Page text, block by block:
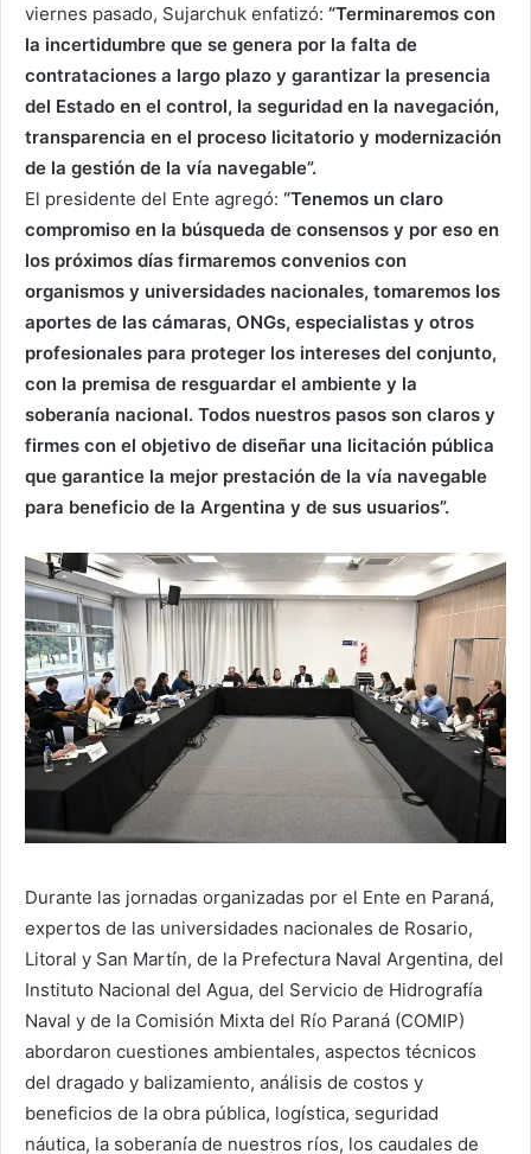
viernes pasado, Sujarchuk enfatizó: “Terminaremos con
la incertidumbre que se genera por la falta de
contrataciones a largo plazo y garantizar la presencia
del Estado en el control, la seguridad en la navegación,
transparencia en el proceso licitatorio y modernización
de la gestión de la vía navegable”.
El presidente del Ente agregó: “Tenemos un claro
compromiso en la búsqueda de consensos y por eso en
los próximos días firmaremos convenios con
organismos y universidades nacionales, tomaremos los
aportes de las cámaras, ONGs, especialistas y otros
profesionales para proteger los intereses del conjunto,
con la premisa de resguardar el ambiente y la
soberanía nacional. Todos nuestros pasos son claros y
firmes con el objetivo de diseñar una licitación pública
que garantice la mejor prestación de la vía navegable
para beneficio de la Argentina y de sus usuarios”.
Durante las jornadas organizadas por el Ente en Paraná,
expertos de las universidades nacionales de Rosario,
Litoral y San Martín, de la Prefectura Naval Argentina, del
Instituto Nacional del Agua, del Servicio de Hidrografía
Naval y de la Comisión Mixta del Río Paraná (COMIP)
abordaron cuestiones ambientales, aspectos técnicos
del dragado y balizamiento, análisis de costos y
beneficios de la obra pública, logística, seguridad
náutica, la soberanía de nuestros ríos, los caudales de